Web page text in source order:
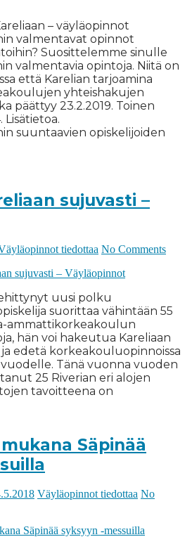
– väyläopinnot
valmentavat opinnot
Suosittelemme sinulle
valmentavia opintoja. Niitä on
että Karelian tarjoamina
yhteishakujen
päättyy 23.2.2019. Toinen
Lisätietoa.
suuntaavien opiskelijoiden
sujuvasti –
tiedottaa No Comments
uusi polku
suorittaa vähintään 55
ammattikorkeakoulun
hän voi hakeutua Kareliaan
edetä korkeakouluopinnoissa
Tänä vuonna vuoden
25 Riverian eri alojen
tavoitteena on
Säpinää
Väyläopinnot tiedottaa No